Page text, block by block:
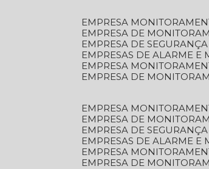
EMPRESA
EMPRESA DE
EMPRESA DE
EMPRESAS DE ALARME
EMPRESA
EMPRESA DE
EMPRESA
EMPRESA DE
EMPRESA DE
EMPRESAS DE ALARME
EMPRESA
EMPRESA DE